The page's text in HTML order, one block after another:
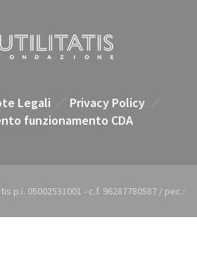
Legali
Privacy Policy
funzionamento CDA
p.i. 05002531001 - c.f. 96287780587 / pec.: